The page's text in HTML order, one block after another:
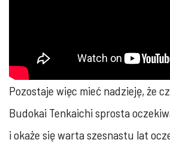
Pozostaje więc mieć nadzieję, że
Budokai Tenkaichi sprosta
i okaże się warta szesnastu lat